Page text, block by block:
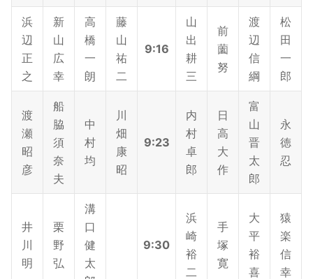
浜
辺
正
之
新
山
広
幸
高
橋
一
朗
藤
山
祐
二
9:16
山
出
耕
三
前
薗
努
渡
辺
信
綱
松
田
一
郎
渡
瀬
昭
彦
船
脇
須
奈
夫
中
村
均
川
畑
康
昭
9:23
内
村
卓
郎
日
高
大
作
富
山
晋
太
郎
永
徳
忍
井
川
明
栗
野
弘
溝
口
健
太
9:30
浜
崎
裕
二
手
塚
寛
大
平
裕
喜
猿
楽
信
幸